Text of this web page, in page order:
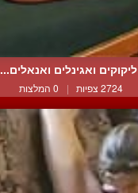
ליקוקים ואגינלים ואנאלים...
2724 צפיות | 0 המלצות